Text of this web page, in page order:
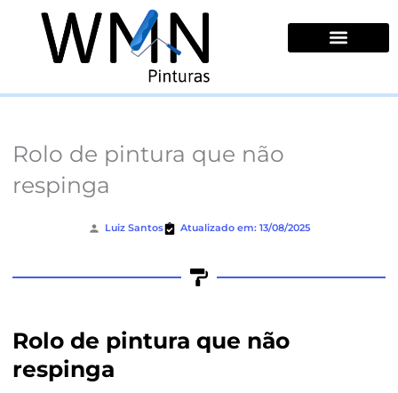
conteúdo
Rolo de pintura que não
respinga
Luiz Santos Atualizado em: 13/08/2025
Rolo de pintura que não
respinga